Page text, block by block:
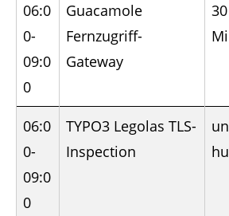
06:0
0-
09:0
0
Guacamole
Fernzugriff-
Gateway
30
06:0
0-
09:0
0
TYPO3 Legolas TLS-
Inspection